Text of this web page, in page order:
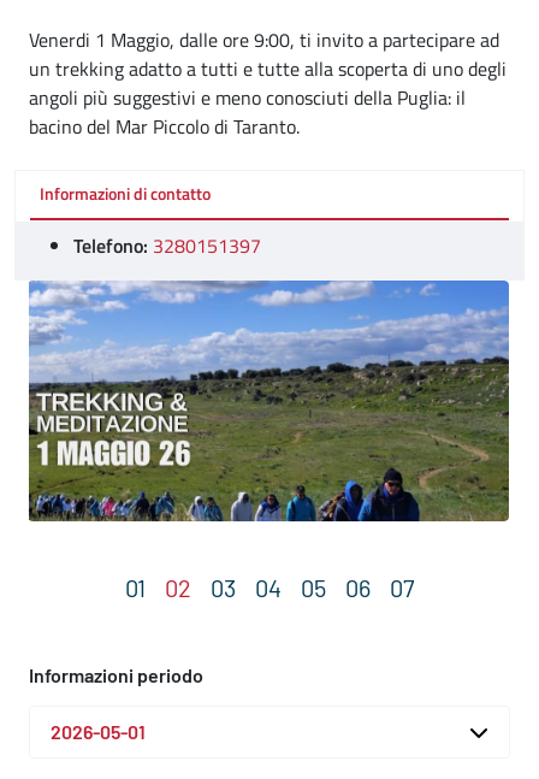
Venerdi 1 Maggio, dalle ore 9:00, ti invito a partecipare ad
un trekking adatto a tutti e tutte alla scoperta di uno degli
angoli più suggestivi e meno conosciuti della Puglia: il
bacino del Mar Piccolo di Taranto.
Informazioni di contatto
Telefono: 3280151397
Informazioni periodo
2026-05-01